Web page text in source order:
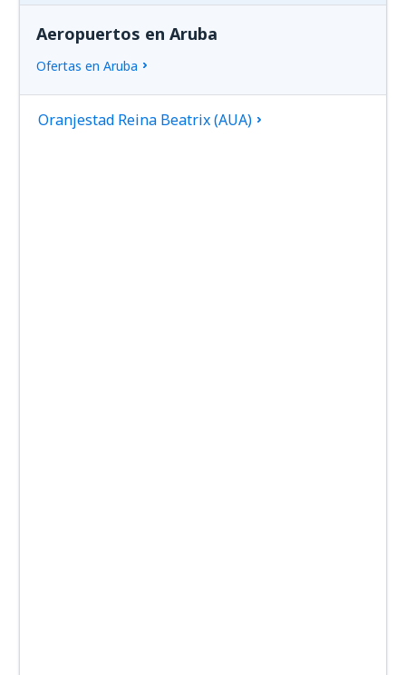
Aeropuertos en Aruba
Ofertas en Aruba
Oranjestad Reina Beatrix (AUA)